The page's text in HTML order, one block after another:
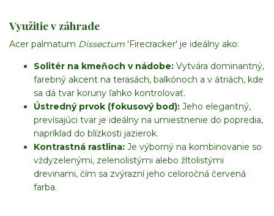
Využitie v záhrade
Acer palmatum Dissectum 'Firecracker' je ideálny ako:
Solitér na kmeňoch v nádobe: Vytvára dominantný,
farebný akcent na terasách, balkónoch a v átriách, kde
sa dá tvar koruny ľahko kontrolovať.
Ústredný prvok (fokusový bod): Jeho elegantný,
prevísajúci tvar je ideálny na umiestnenie do popredia,
napríklad do blízkosti jazierok.
Kontrastná rastlina: Je výborný na kombinovanie so
vždyzelenými, zelenolistými alebo žltolistými
drevinami, čím sa zvýrazní jeho celoročná červená
farba.